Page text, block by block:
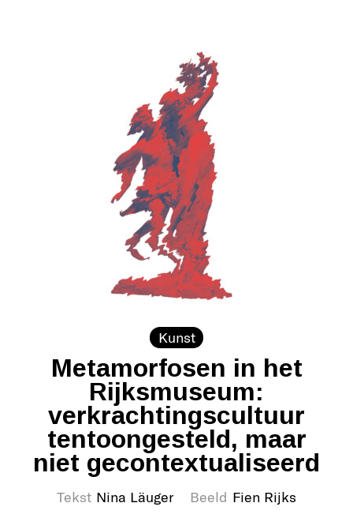
Kunst
Metamorfosen in het
Rijksmuseum:
verkrachtingscultuur
tentoongesteld, maar
niet gecontextualiseerd
Tekst Nina Läuger Beeld Fien Rijks